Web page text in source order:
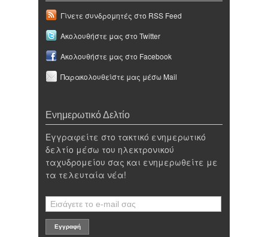
Γίνετε συνδρομητές στο RSS Feed
Ακολουθήστε μας στο Twitter
Ακολουθήστε μας στο Facebook
Παρακολουθείστε μας μέσω Mail
Ενημερωτικό Δελτίο
Εγγραφείτε στο τακτικό ενημερωτικό
δελτίο μέσω του ηλεκτρονικού
ταχυδρομείου σας και ενημερωθείτε με
τα τελευταία νέα!